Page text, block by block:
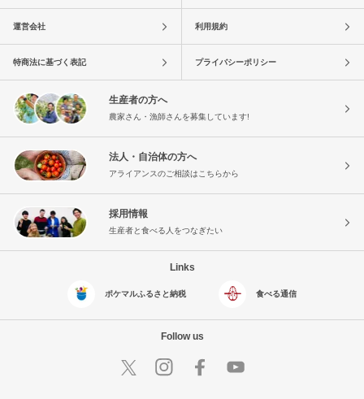
運営会社 利用規約
特商法に基づく表記 プライバシーポリシー
生産者の方へ
農家さん・漁師さんを募集しています!
法人・自治体の方へ
アライアンスのご相談はこちらから
採用情報
生産者と食べる人をつなぎたい
Links
ポケマルふるさと納税 食べる通信
Follow us